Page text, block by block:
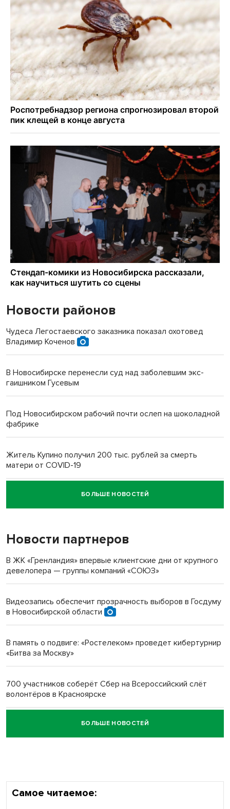
Новости районов
Чудеса Легостаевского заказника показал охотовед
Владимир Коченов
В Новосибирске перенесли суд над заболевшим экс-
гаишником Гусевым
Под Новосибирском рабочий почти ослеп на шоколадной
фабрике
Житель Купино получил 200 тыс. рублей за смерть
матери от COVID-19
Новосибирский суд наказал водителя за смерть
пенсионерки на вокзале
«Мы живём на пастбище!»: в новосибирском селе лошади
терроризируют жителей
Инвалид получил условный срок за избиение врачей
Новосибирский преподаватель с женой вошли в топ-16
Обновлённое отделение ВТБ открылось в Искитиме
БОЛЬШЕ НОВОСТЕЙ
Новости партнеров
В ЖК «Гренландия» впервые клиентские дни от крупного
девелопера — группы компаний «СОЮЗ»
Видеозапись обеспечит прозрачность выборов в Госдуму
в Новосибирской области
В память о подвиге: «Ростелеком» проведет кибертурнир
«Битва за Москву»
700 участников соберёт Сбер на Всероссийский слёт
волонтёров в Красноярске
Честный выбор: видеонаблюдение обеспечит
объективность результатов ЕДГ в Новосибирской
БОЛЬШЕ НОВОСТЕЙ
Самое читаемое: